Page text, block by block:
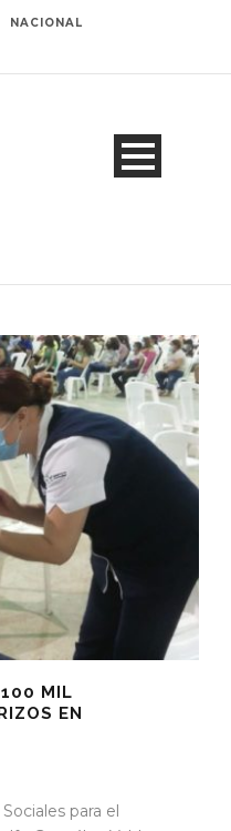
NACIONAL
100 MIL
EN
para el